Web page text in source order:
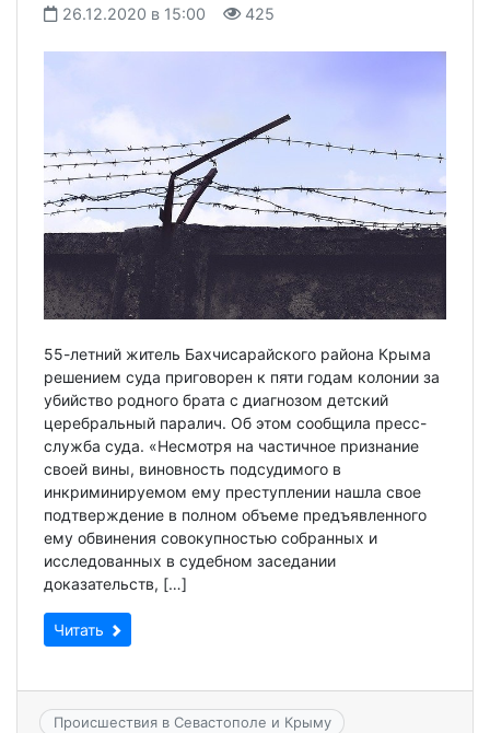
26.12.2020 в 15:00 425
55-летний житель Бахчисарайского района Крыма
решением суда приговорен к пяти годам колонии за
убийство родного брата с диагнозом детский
церебральный паралич. Об этом сообщила пресс-
служба суда. «Несмотря на частичное признание
своей вины, виновность подсудимого в
инкриминируемом ему преступлении нашла свое
подтверждение в полном объеме предъявленного
ему обвинения совокупностью собранных и
исследованных в судебном заседании
доказательств, […]
Читать
Происшествия в Севастополе и Крыму